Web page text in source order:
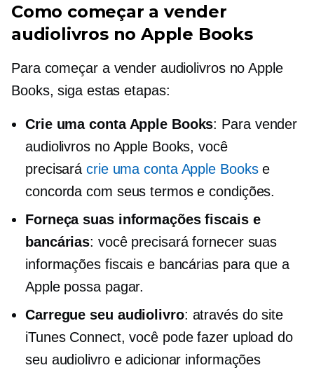
Como começar a vender
audiolivros no Apple Books
Para começar a vender audiolivros no Apple
Books, siga estas etapas:
Crie uma conta Apple Books: Para vender
audiolivros no Apple Books, você
precisarácrie uma conta Apple Bookse
concorda com seus termos e condições.
Forneça suas informações fiscais e
bancárias: você precisará fornecer suas
informações fiscais e bancárias para que a
Apple possa pagar.
Carregue seu audiolivro: através do site
iTunes Connect, você pode fazer upload do
seu audiolivro e adicionar informações